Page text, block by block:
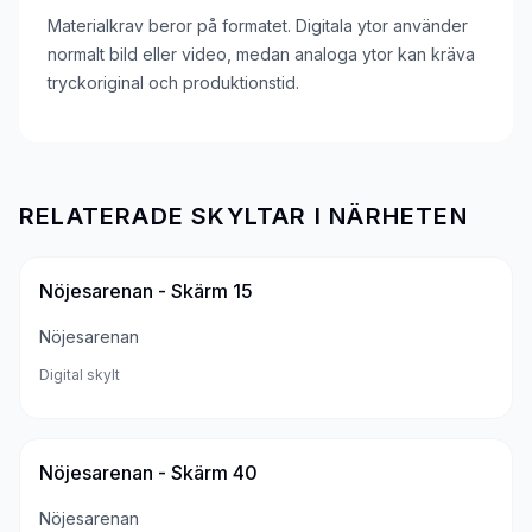
Materialkrav beror på formatet. Digitala ytor använder
normalt bild eller video, medan analoga ytor kan kräva
tryckoriginal och produktionstid.
RELATERADE SKYLTAR I NÄRHETEN
Nöjesarenan - Skärm 15
Nöjesarenan
Digital skylt
Nöjesarenan - Skärm 40
Nöjesarenan